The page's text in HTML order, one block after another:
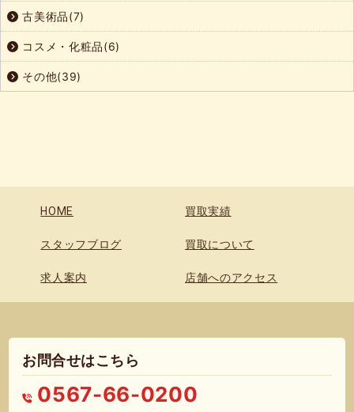
古美術品(7)
コスメ・化粧品(6)
その他(39)
HOME 買取実績
スタッフブログ 買取について
求人案内 店舗へのアクセス
お問合せはこちら
0567-66-0200